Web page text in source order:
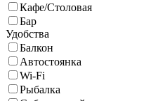
Кафе/Столовая
Бар
Удобства
Балкон
Автостоянка
Wi-Fi
Рыбалка